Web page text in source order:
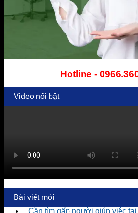
Hotline -
Video nổi bật
Bài viết mới
Cần tìm gấp người giúp việc